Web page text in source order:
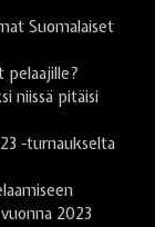
Suomalaiset
pelaajille?
niissä pitäisi
-turnaukselta
2023